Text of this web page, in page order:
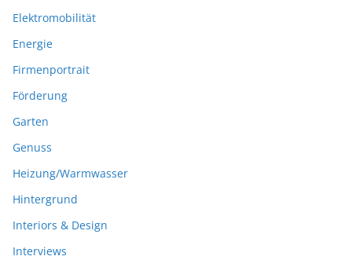
Elektromobilität
Energie
Firmenportrait
Förderung
Garten
Genuss
Heizung/Warmwasser
Hintergrund
Interiors & Design
Interviews